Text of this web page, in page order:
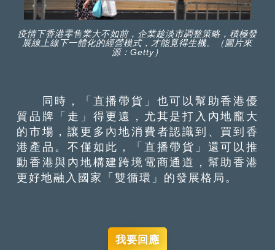
疫情下香港零售業大不如前，企業趁淡市調整策略，積極發
展線上線下一體化的經營模式，才能覓得生機。（圖片來
源：Getty）
同時，「直播帶貨」也可以幫助香港優
質品牌「走」得更遠，尤其是打入內地龐大
的市場，讓更多內地消費者認識到、買到香
港產品。不僅如此，「直播帶貨」還可以推
動香港與內地構建跨境電商通道，幫助香港
更好地融入國家「雙循環」的發展格局。
我要回應